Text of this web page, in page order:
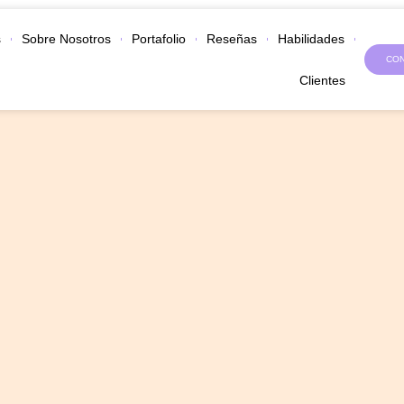
Sobre Nosotros Portafolio Reseñas Habilidades
Clientes